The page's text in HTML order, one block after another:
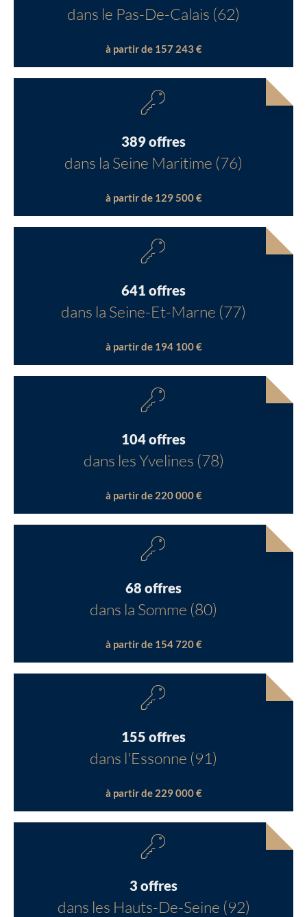
dans le Pas-De-Calais (62)
à partir de 157 243 €
389 offres
dans la Seine Maritime (76)
à partir de 129 500 €
641 offres
dans la Seine-Et-Marne (77)
à partir de 194 100 €
104 offres
dans les Yvelines (78)
à partir de 220 000 €
68 offres
dans la Somme (80)
à partir de 154 720 €
155 offres
dans l'Essonne (91)
à partir de 229 000 €
3 offres
dans les Hauts-De-Seine (92)